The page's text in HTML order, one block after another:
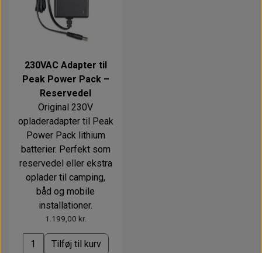
230VAC Adapter til
Peak Power Pack –
Reservedel
Original 230V
opladeradapter til Peak
Power Pack lithium
batterier. Perfekt som
reservedel eller ekstra
oplader til camping,
båd og mobile
installationer.
1.199,00 kr.
Tilføj til kurv